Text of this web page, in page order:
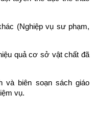
(Nghiệp vụ sư phạm,
quả cơ sở vật chất đã
và biên soạn sách giáo
vụ.